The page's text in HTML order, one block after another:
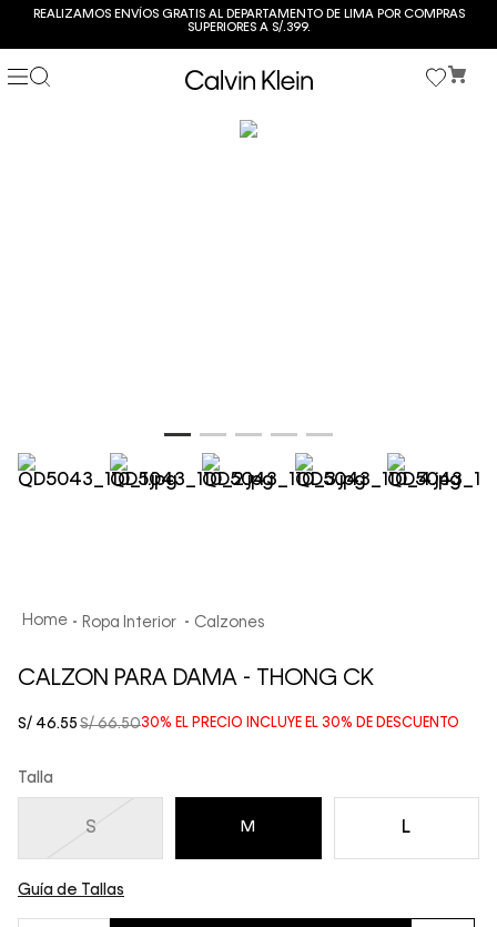
REALIZAMOS ENVÍOS GRATIS AL DEPARTAMENTO DE LIMA POR COMPRAS
SUPERIORES A S/.399.
Ropa Interior Calzones
CALZON PARA DAMA - THONG CK
30% EL PRECIO INCLUYE EL 30% DE DESCUENTO
S/ 66.50
S/ 46.55
Talla
L
M
S
Guía de Tallas